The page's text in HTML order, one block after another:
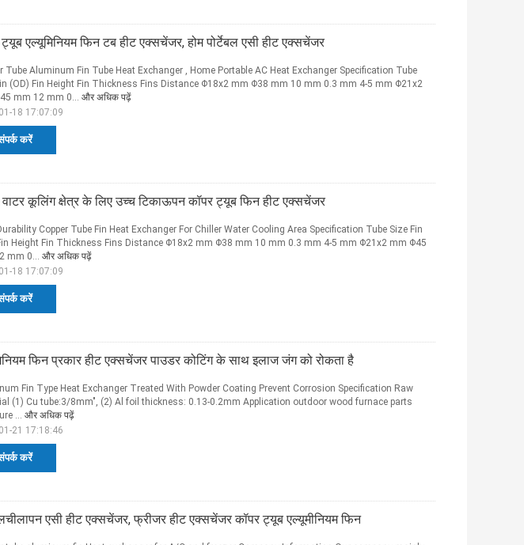
एल्यूमिनियम फिन टब हीट एक्सचेंजर, होम पोर्टेबल एसी हीट एक्सचेंजर
करें
Tube Aluminum Fin Tube Heat Exchanger , Home Portable AC Heat Exchanger Specification Tube
(OD) Fin Height Fin Thickness Fins Distance Φ18x2 mm Φ38 mm 10 mm 0.3 mm 4-5 mm Φ21x2
mm 12 mm 0... और अधिक पढ़ें
18 17:07:09
कूलिंग क्षेत्र के लिए उच्च टिकाऊपन कॉपर ट्यूब फिन हीट एक्सचेंजर
करें
Copper Tube Fin Heat Exchanger For Chiller Water Cooling Area Specification Tube Size Fin
Height Fin Thickness Fins Distance Φ18x2 mm Φ38 mm 10 mm 0.3 mm 4-5 mm Φ21x2 mm Φ45
mm 0... और अधिक पढ़ें
18 17:07:09
फिन प्रकार हीट एक्सचेंजर पाउडर कोटिंग के साथ इलाज जंग को रोकता है
करें
Fin Type Heat Exchanger Treated With Powder Coating Prevent Corrosion Specification Raw
(1) Cu tube:3/8mm", (2) Al foil thickness: 0.13-0.2mm Application outdoor wood furnace parts
... और अधिक पढ़ें
21 17:18:46
एसी हीट एक्सचेंजर, फ्रीजर हीट एक्सचेंजर कॉपर ट्यूब एल्यूमीनियम फिन